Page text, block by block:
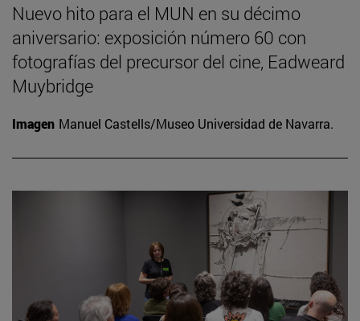
Nuevo hito para el MUN en su décimo
aniversario: exposición número 60 con
fotografías del precursor del cine, Eadweard
Muybridge
Imagen Manuel Castells/Museo Universidad de Navarra.